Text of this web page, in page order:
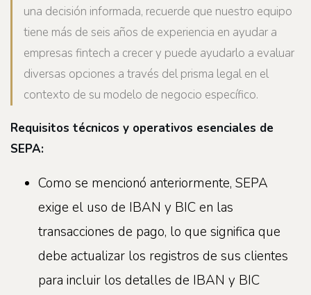
una decisión informada, recuerde que nuestro equipo
tiene más de seis años de experiencia en ayudar a
empresas fintech a crecer y puede ayudarlo a evaluar
diversas opciones a través del prisma legal en el
contexto de su modelo de negocio específico.
Requisitos técnicos y operativos esenciales de
SEPA:
Como se mencionó anteriormente, SEPA
exige el uso de IBAN y BIC en las
transacciones de pago, lo que significa que
debe actualizar los registros de sus clientes
para incluir los detalles de IBAN y BIC